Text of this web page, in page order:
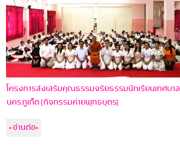
โครงการส่งเสริมคุณธรรมจริยธรรมนักเรียนเทศบาล
นครภูเก็ต (กิจกรรมค่ายพุทธบุตร)
+อ่านต่อ+